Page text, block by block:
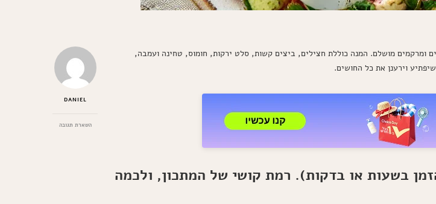
DANIEL
השארת תגובהבנושא
מושלם. המנה כוללת חצילים, ביצים קשות, סלט ירקות, חומוס, טחינה ועמבה,
וירענן את כל החושים.
בשעות או בדקות). רמת קושי של המתכון, ולכמה